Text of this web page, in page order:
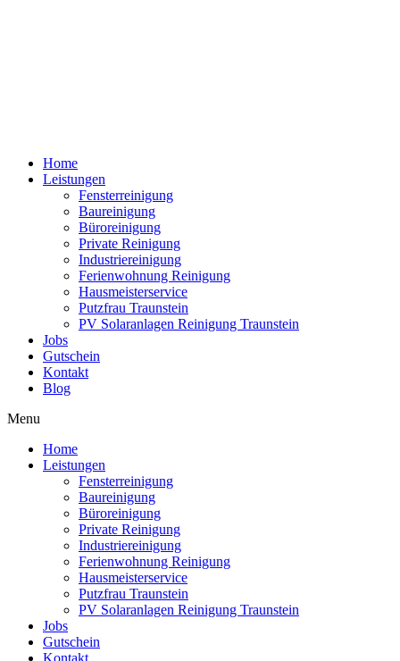
Home
Leistungen
Fensterreinigung
Baureinigung
Büroreinigung
Private Reinigung
Industriereinigung
Ferienwohnung Reinigung
Hausmeisterservice
Putzfrau Traunstein
PV Solaranlagen Reinigung Traunstein
Jobs
Gutschein
Kontakt
Blog
Menu
Home
Leistungen
Fensterreinigung
Baureinigung
Büroreinigung
Private Reinigung
Industriereinigung
Ferienwohnung Reinigung
Hausmeisterservice
Putzfrau Traunstein
PV Solaranlagen Reinigung Traunstein
Jobs
Gutschein
Kontakt